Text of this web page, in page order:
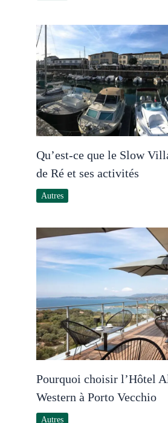
Qu’est-ce que le Slow
de Ré et ses activités
Autres
Pourquoi choisir l’Hôtel
Western à Porto Vecchio
Autres